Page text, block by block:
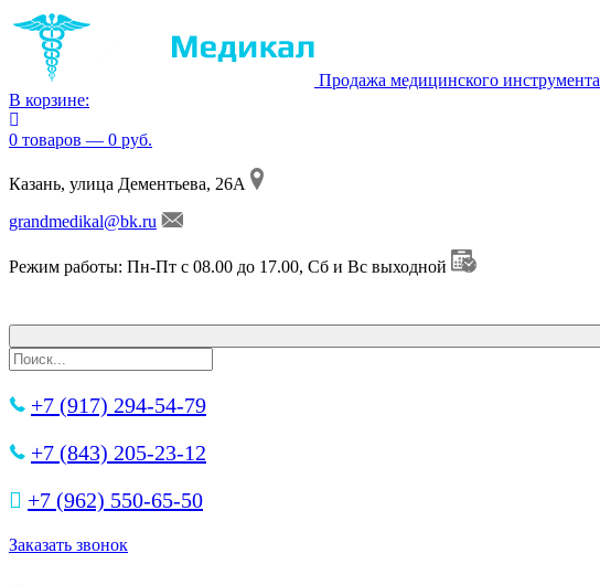
Продажа медицинского инструмента
В корзине:
0 товаров — 0 руб.
Казань, улица Дементьева, 26А
grandmedikal@bk.ru
Режим работы: Пн-Пт с 08.00 до 17.00, Сб и Вс выходной
+7 (917) 294-54-79
+7 (843) 205-23-12
+7 (962) 550‑65‑50‬
Заказать звонок